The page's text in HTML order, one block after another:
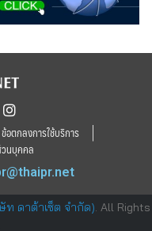
ข้อตกลงการใช้บริการ
วนบุคคล
ท ดาต้าเซ็ต จำกัด). All Rights